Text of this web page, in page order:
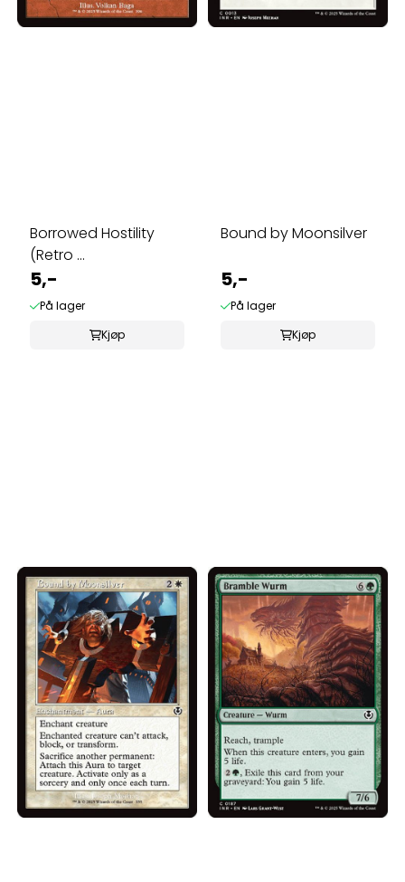
Borrowed Hostility
(Retro ...
5,-
På lager
Kjøp
Bound by Moonsilver
5,-
På lager
Kjøp